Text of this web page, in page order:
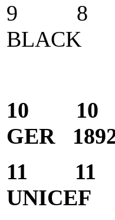
9 8
BLACK
10 10
GER
11 11
UNICEF